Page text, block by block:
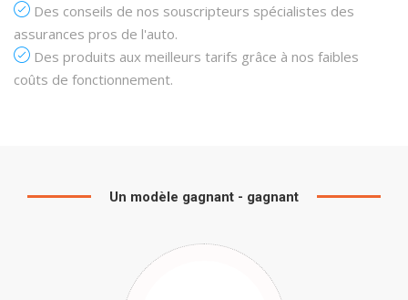
Des conseils de nos souscripteurs spécialistes des
assurances pros de l'auto.
Des produits aux meilleurs tarifs grâce à nos faibles
coûts de fonctionnement.
Un modèle gagnant - gagnant